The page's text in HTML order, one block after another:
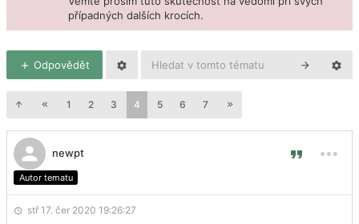
případných dalších krocích.
Odpovědět
1 2 3 4 5 6 7
newpt
Autor tematu
stř 17. čer 2020 19:26:27